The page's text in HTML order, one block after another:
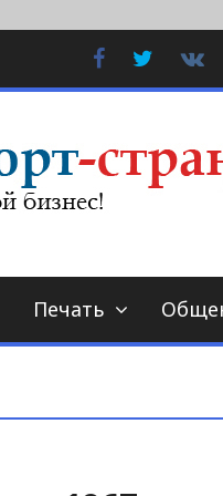
Facebook
Печать